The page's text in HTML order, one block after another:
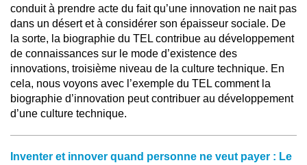
conduit à prendre acte du fait qu’une innovation ne nait pas
dans un désert et à considérer son épaisseur sociale. De
la sorte, la biographie du TEL contribue au développement
de connaissances sur le mode d’existence des
innovations, troisième niveau de la culture technique. En
cela, nous voyons avec l’exemple du TEL comment la
biographie d’innovation peut contribuer au développement
d’une culture technique.
Inventer et innover quand personne ne veut payer : Le